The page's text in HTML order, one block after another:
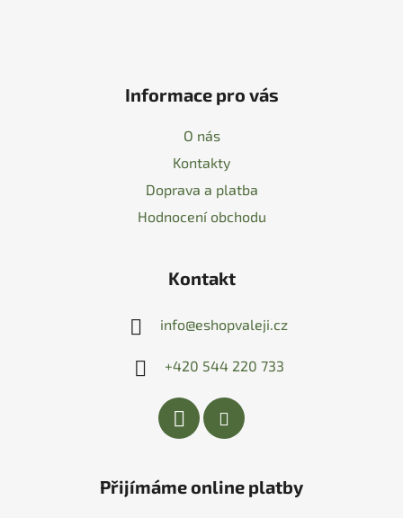
Informace pro vás
O nás
Kontakty
Doprava a platba
Hodnocení obchodu
Kontakt
info@eshopvaleji.cz
+420 544 220 733
Přijímáme online platby